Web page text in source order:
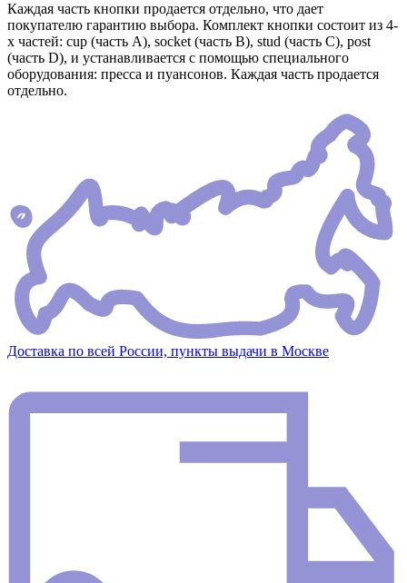
Каждая часть кнопки продается отдельно, что дает
покупателю гарантию выбора. Комплект кнопки состоит из 4-
х частей: cup (часть А), socket (часть В), stud (часть С), post
(часть D), и устанавливается с помощью специального
оборудования: пресса и пуансонов. Каждая часть продается
отдельно.
Доставка по всей России, пункты выдачи в Москве